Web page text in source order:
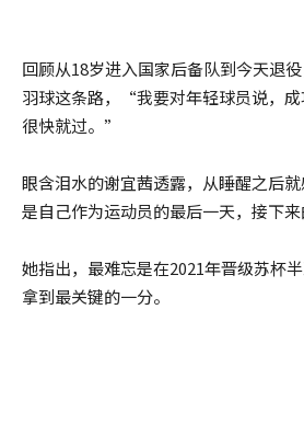
回顾从18岁进入国家后备队到今天退
羽球这条路，“我要对年轻球员说，
很快就过。”
眼含泪水的谢宜茜透露，从睡醒之后
是自己作为运动员的最后一天，接下来
她指出，最难忘是在2021年晋级苏杯
拿到最关键的一分。